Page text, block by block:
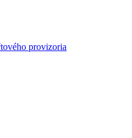
provizoria